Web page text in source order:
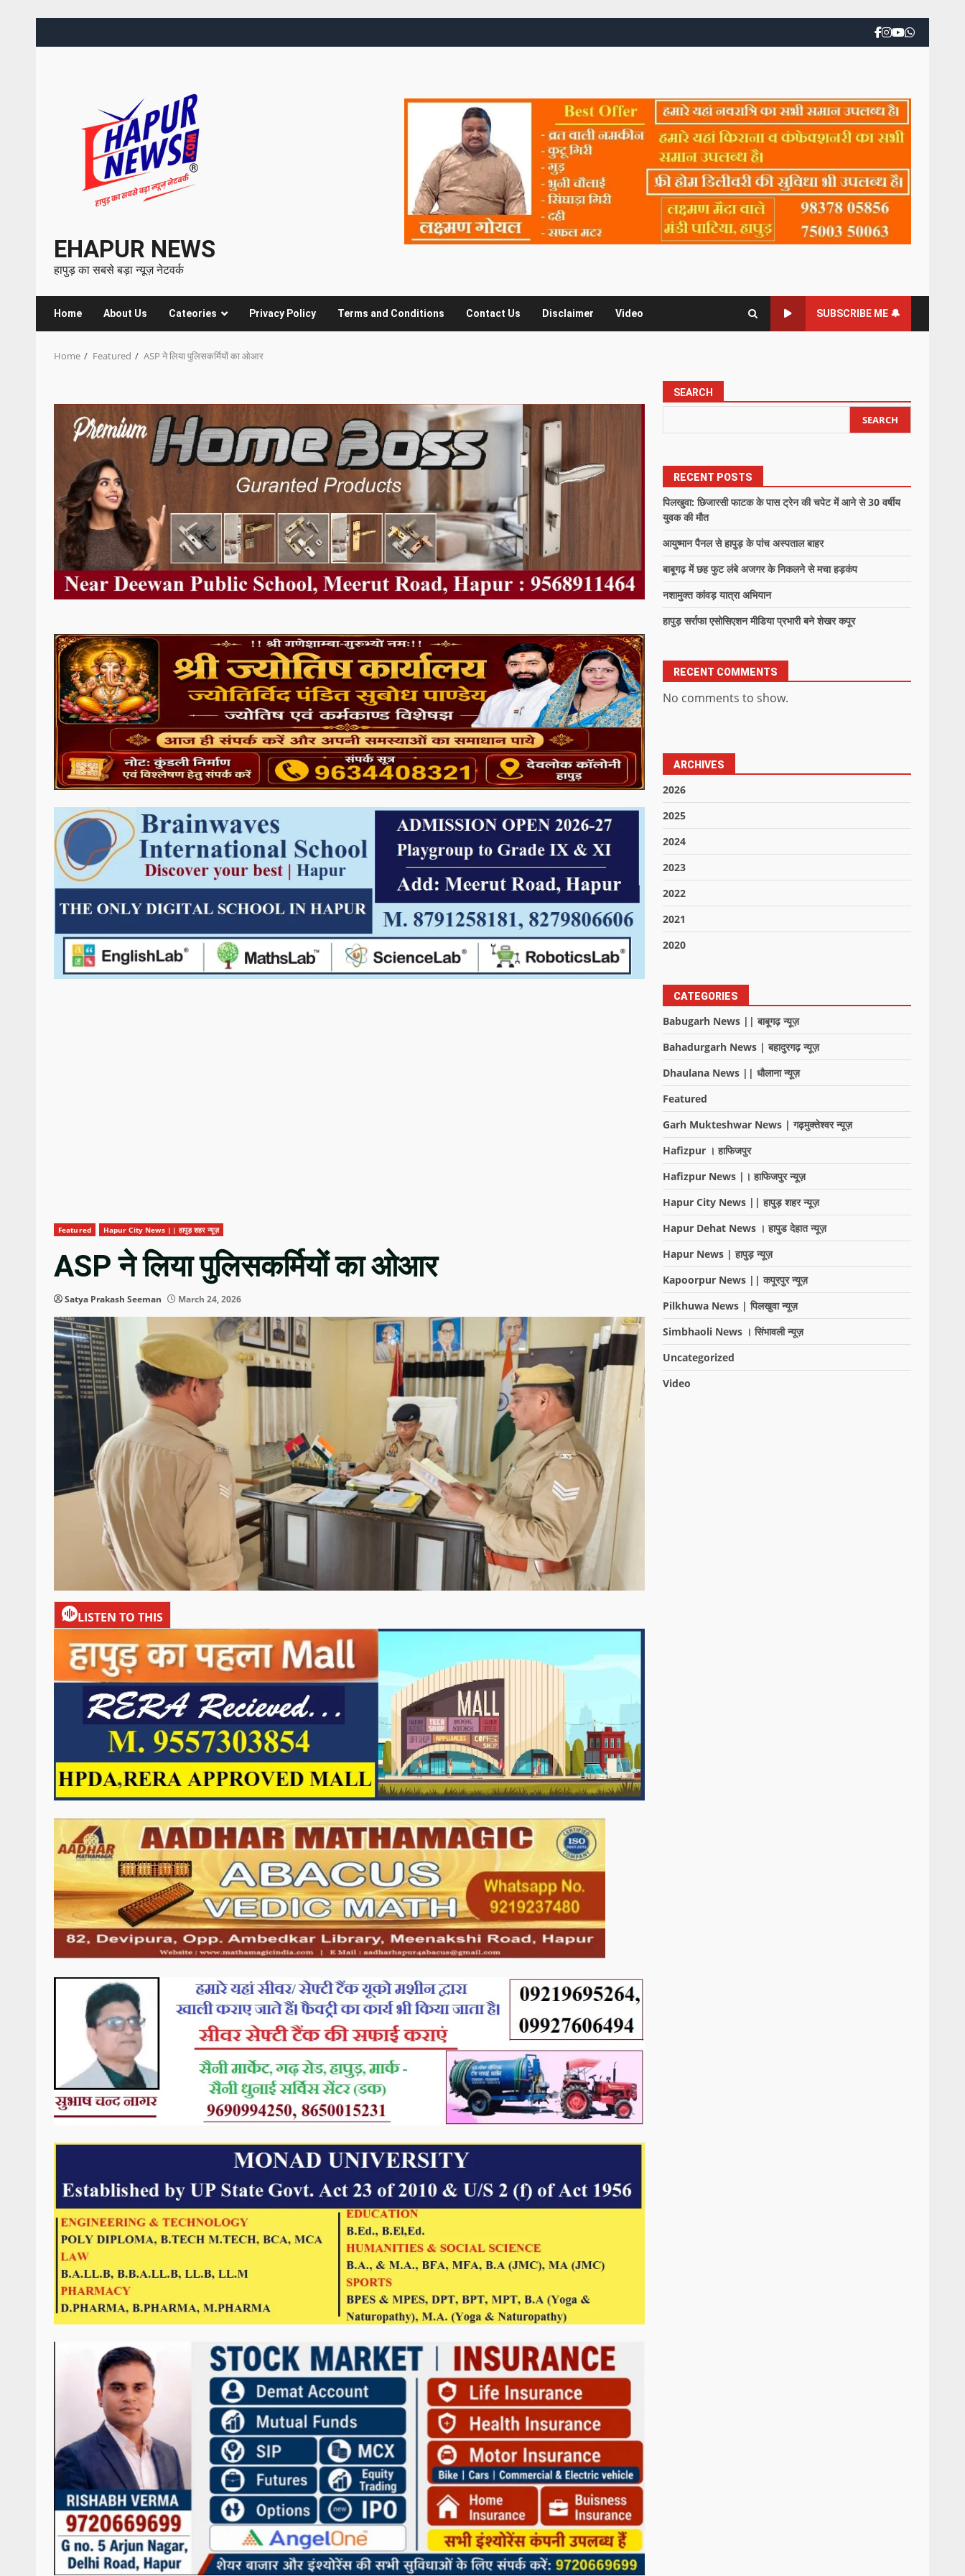
EHAPUR NEWS
हापुड़ का सबसे बड़ा न्यूज़ नेटवर्क
Home About Us Cateories Privacy Policy Terms and Conditions Contact Us Disclaimer Video SUBSCRIBE ME 🔔
Home Featured ASP ने लिया पुलिसकर्मियों का ओआर
Featured Hapur City News || हापुड़ शहर न्यूज़
ASP ने लिया पुलिसकर्मियों का ओआर
Satya Prakash Seeman March 24, 2026
LISTEN TO THIS
SEARCH
SEARCH
RECENT POSTS
पिलखुवा: छिजारसी फाटक के पास ट्रेन की चपेट में आने से 30 वर्षीय
युवक की मौत
आयुष्मान पैनल से हापुड़ के पांच अस्पताल बाहर
बाबूगढ़ में छह फुट लंबे अजगर के निकलने से मचा हड़कंप
नशामुक्त कांवड़ यात्रा अभियान
हापुड़ सर्राफा एसोसिएशन मीडिया प्रभारी बने शेखर कपूर
RECENT COMMENTS
No comments to show.
ARCHIVES
2026
2025
2024
2023
2022
2021
2020
CATEGORIES
Babugarh News || बाबूगढ़ न्यूज़
Bahadurgarh News | बहादुरगढ़ न्यूज़
Dhaulana News || धौलाना न्यूज़
Featured
Garh Mukteshwar News | गढ़मुक्तेश्वर न्यूज़
Hafizpur । हाफिजपुर
Hafizpur News |। हाफिजपुर न्यूज़
Hapur City News || हापुड़ शहर न्यूज़
Hapur Dehat News । हापुड देहात न्यूज़
Hapur News | हापुड़ न्यूज़
Kapoorpur News || कपूरपुर न्यूज़
Pilkhuwa News | पिलखुवा न्यूज़
Simbhaoli News । सिंभावली न्यूज़
Uncategorized
Video